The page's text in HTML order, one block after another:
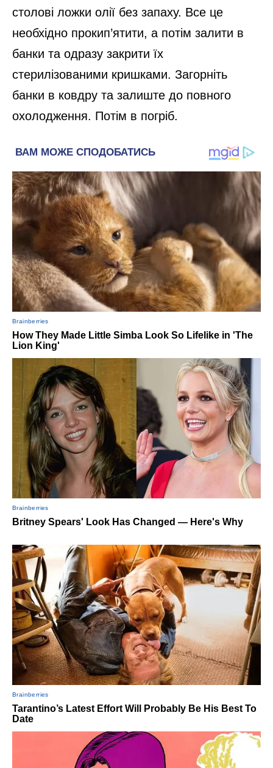
столові ложки олії без запаху. Все це
необхідно прокип’ятити, а потім залити в
банки та одразу закрити їх
стерилізованими кришками. Загорніть
банки в ковдру та залиште до повного
охолодження. Потім в погріб.